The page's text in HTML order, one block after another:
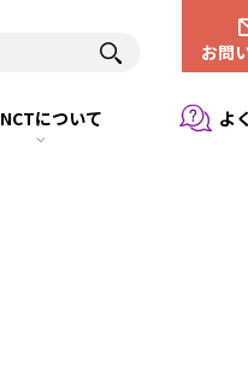
お問
NCTについて よ